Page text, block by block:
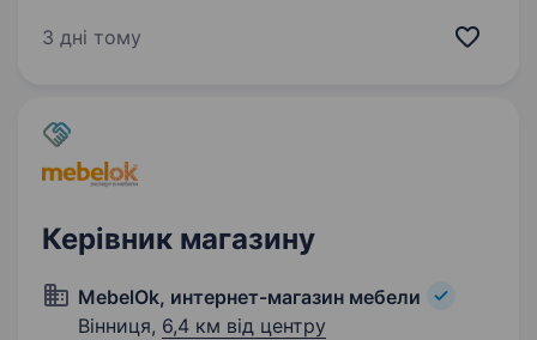
в 2010 році. Лідер на ринку доставки
3 дні тому
Керівник магазину
MebelOk, интернет-магазин мебели
Вінниця, 6,4 км від центру